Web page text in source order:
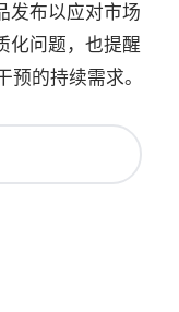
发布以应对市场
化问题，也提醒
的持续需求。